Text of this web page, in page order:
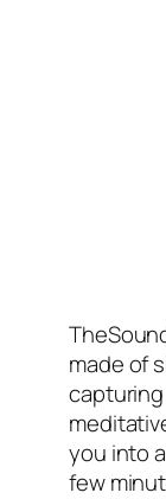
made of
you into
few